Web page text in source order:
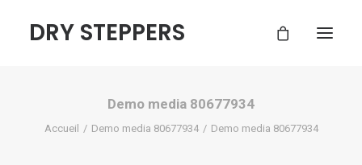
DRY STEPPERS
ACCUEIL
Demo media 80677934
Accueil Demo media 80677934 Demo media 80677934